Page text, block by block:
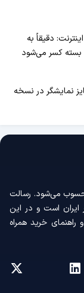
دقیقاً به
بسته کسر می‌شود
سایز نمایشگر در نسخه
می‌شود. رسالت
ایران است و در این
خرید همراه